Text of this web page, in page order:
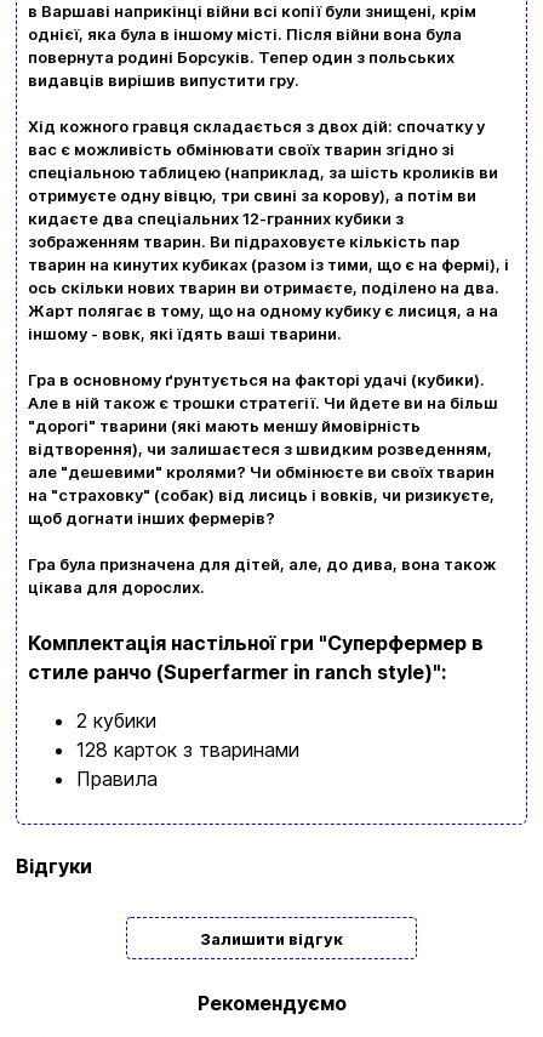
в Варшаві наприкінці війни всі копії були знищені, крім
однієї, яка була в іншому місті. Після війни вона була
повернута родині Борсуків. Тепер один з польських
видавців вирішив випустити гру.
Хід кожного гравця складається з двох дій: спочатку у
вас є можливість обмінювати своїх тварин згідно зі
спеціальною таблицею (наприклад, за шість кроликів ви
отримуєте одну вівцю, три свині за корову), а потім ви
кидаєте два спеціальних 12-гранних кубики з
зображенням тварин. Ви підраховуєте кількість пар
тварин на кинутих кубиках (разом із тими, що є на фермі), і
ось скільки нових тварин ви отримаєте, поділено на два.
Жарт полягає в тому, що на одному кубику є лисиця, а на
іншому - вовк, які їдять ваші тварини.
Гра в основному ґрунтується на факторі удачі (кубики).
Але в ній також є трошки стратегії. Чи йдете ви на більш
"дорогі" тварини (які мають меншу ймовірність
відтворення), чи залишаєтеся з швидким розведенням,
але "дешевими" кролями? Чи обмінюєте ви своїх тварин
на "страховку" (собак) від лисиць і вовків, чи ризикуєте,
щоб догнати інших фермерів?
Гра була призначена для дітей, але, до дива, вона також
цікава для дорослих.
Комплектація настільної гри "Суперфермер в
стиле ранчо (Superfarmer in ranch style)":
2 кубики
128 карток з тваринами
Правила
Відгуки
Залишити відгук
Рекомендуємо
Контакти
+380634324164
Замовити дзвінок
kubix.boardgames@gmail.com
Мова сайту:
ㅤRU
Перегляньте асортимент нашого магазину і ви
обовʼязково знайдете щось цікавеньке